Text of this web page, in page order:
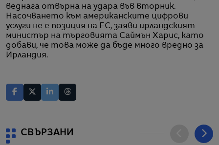
веднага отвърна на удара във вторник.
Насочването към американските цифрови
услуги не е позиция на ЕС, заяви ирландският
министър на търговията Саймън Харис, като
добави, че това може да бъде много вредно за
Ирландия.
СВЪРЗАНИ